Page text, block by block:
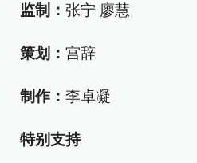
监制： 张宁 廖慧
策划： 宫辞
制作： 李卓凝
特别支持